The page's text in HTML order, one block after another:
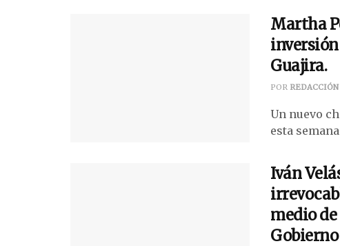
Martha
Guajira.
POR
Un nuevo
esta
Iván
medio